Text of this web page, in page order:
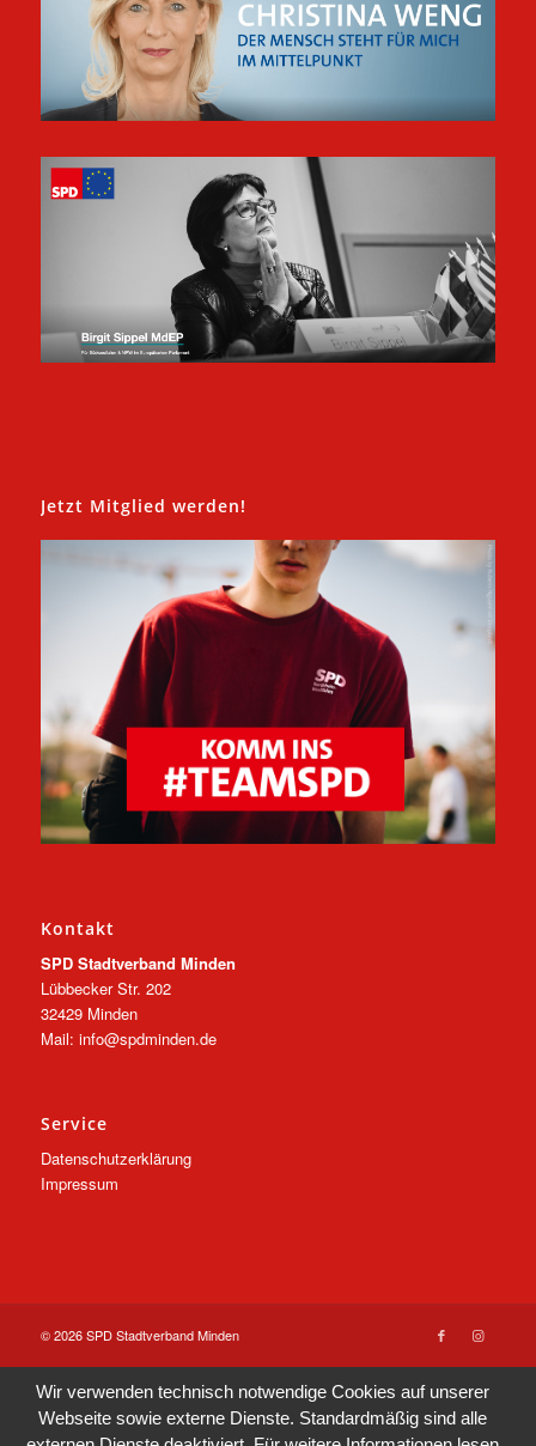
Jetzt Mitglied werden!
Kontakt
SPD Stadtverband Minden
Lübbecker Str. 202
32429 Minden
Mail: info@spdminden.de
Service
Datenschutzerklärung
Impressum
© 2026 SPD Stadtverband Minden
Wir verwenden technisch notwendige Cookies auf unserer
Webseite sowie externe Dienste. Standardmäßig sind alle